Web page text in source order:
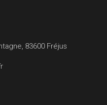
83600 Fréjus